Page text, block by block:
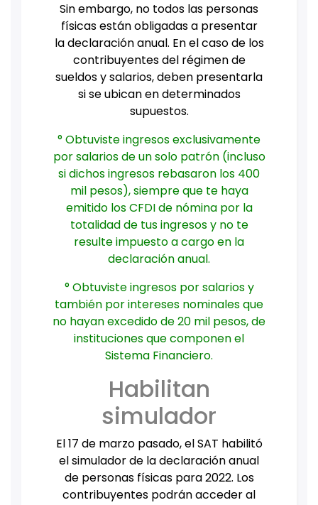
Sin embargo, no todos las personas
físicas están obligadas a presentar
la declaración anual. En el caso de los
contribuyentes del régimen de
sueldos y salarios, deben presentarla
si se ubican en determinados
supuestos.
° Obtuviste ingresos exclusivamente
por salarios de un solo patrón (incluso
si dichos ingresos rebasaron los 400
mil pesos), siempre que te haya
emitido los CFDI de nómina por la
totalidad de tus ingresos y no te
resulte impuesto a cargo en la
declaración anual.
° Obtuviste ingresos por salarios y
también por intereses nominales que
no hayan excedido de 20 mil pesos, de
instituciones que componen el
Sistema Financiero.
Habilitan
simulador
El 17 de marzo pasado, el SAT habilitó
el simulador de la declaración anual
de personas físicas para 2022. Los
contribuyentes podrán acceder al